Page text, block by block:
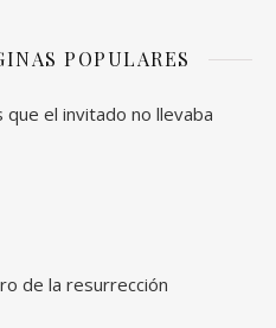
POPULARES
el invitado no llevaba
de la resurrección